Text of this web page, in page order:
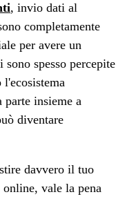
, invio dati al
completamente
per avere un
spesso percepite
l'ecosistema
insieme a
diventare
davvero il tuo
vale la pena